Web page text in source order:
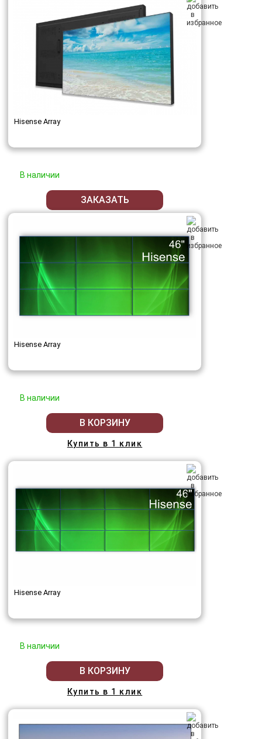
Hisense Array
В наличии
ЗАКАЗАТЬ
Hisense Array
В наличии
В КОРЗИНУ
Купить в 1 клик
Hisense Array
В наличии
В КОРЗИНУ
Купить в 1 клик